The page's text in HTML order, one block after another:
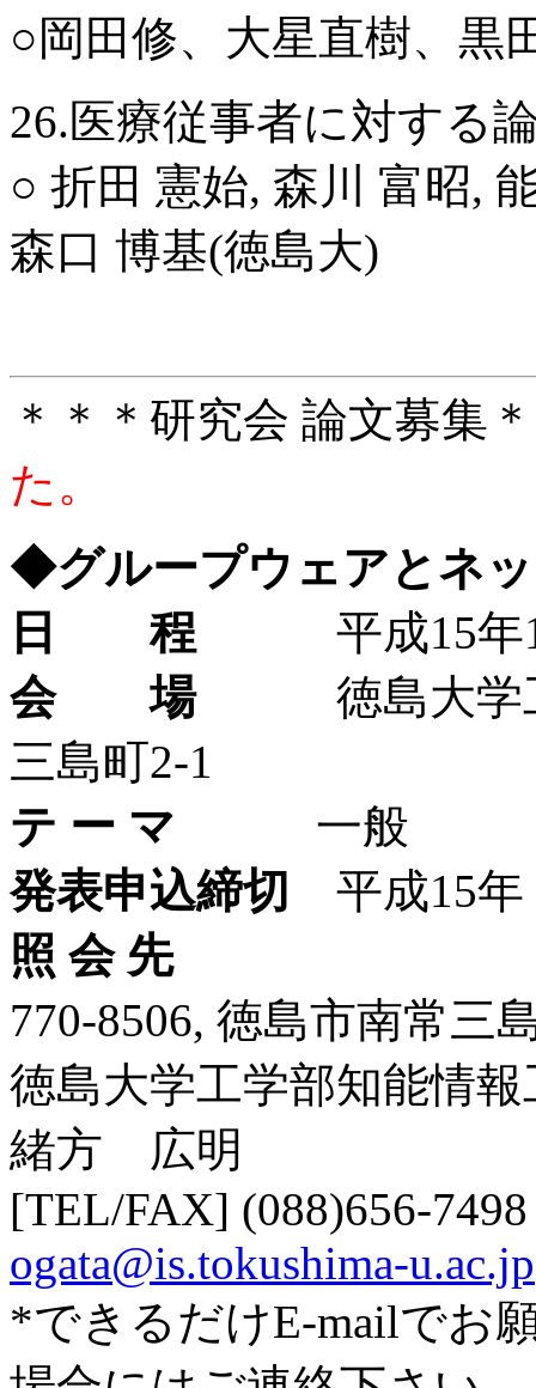
○岡田修、大星直樹、黒
26.医療従事者に対する
○ 折田 憲始, 森川 富昭,
森口 博基(徳島大)
＊＊＊研究会 論文
た。
◆グループウェアとネ
日 程 平成15年10
会 場徳島大学工
三島町2-1
テ ー マ 一般
発表申込締切
平成15年
照 会 先
770-8506, 徳島市南常三
徳島大学工学部知能情報
緒方 広明
[TEL/FAX] (088)656-7498
ogata@is.tokushima-u.ac.jp
*できるだけE-mailでお